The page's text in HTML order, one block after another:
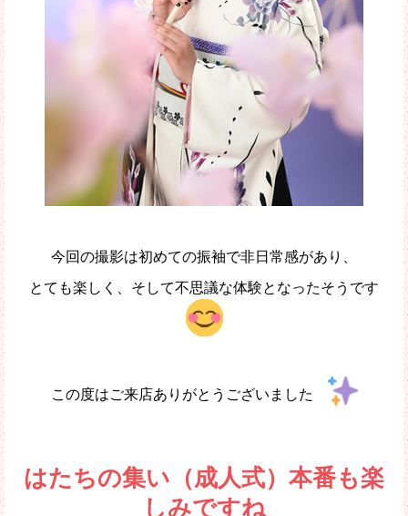
今回の撮影は初めての振袖で非日常感があり、
とても楽しく、そして不思議な体験となったそうです
この度はご来店ありがとうございました
はたちの集い（成人式）本番も楽
しみですね